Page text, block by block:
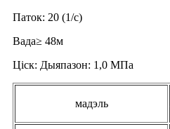
Паток: 20 (1/с)
Вада≥ 48м
Ціск: Дыяпазон: 1,0 МПа
мадэль